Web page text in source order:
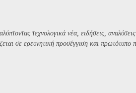
τεχνολογικά νέα, ειδήσεις,
σε ερευνητική προσέγγιση και πρωτότυπο